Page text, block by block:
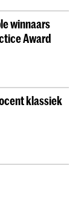
winnaars
Award
klassiek